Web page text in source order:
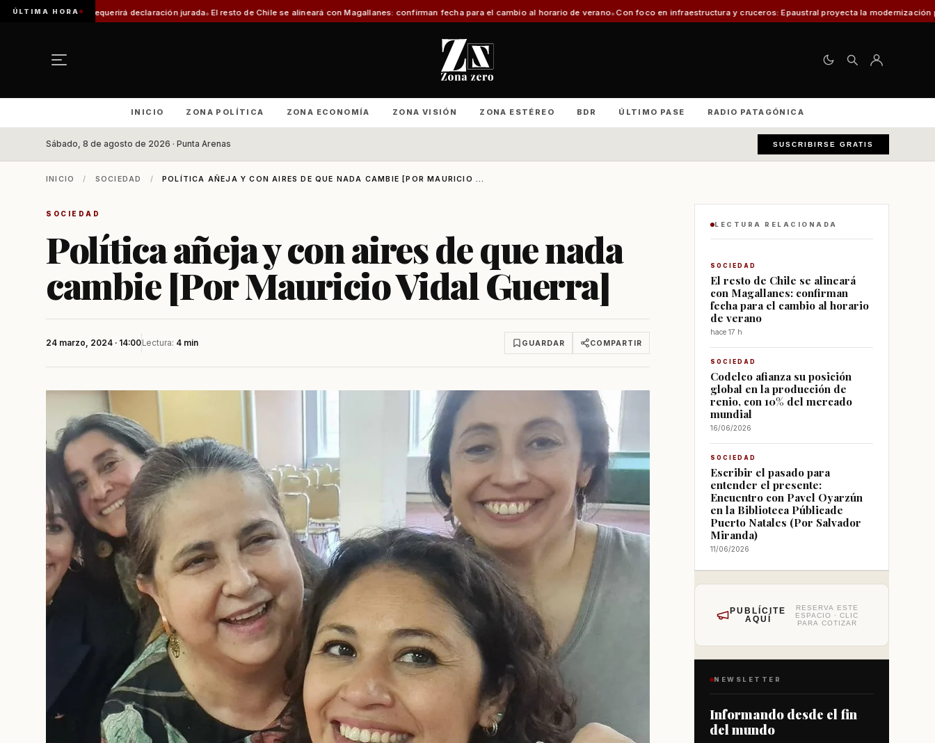
ÚLTIMA HORA
declaración jurada El resto de Chile se alineará con Magallanes: confirman fecha para el cambio al horario de verano Con foco en infraestructura y cruceros: Epaustral proyecta la modernización portuaria para el
INICIO ZONA POLÍTICA ZONA ECONOMÍA ZONA VISIÓN ZONA ESTÉREO BDR ÚLTIMO PASE RADIO PATAGÓNICA
Sábado, 8 de agosto de 2026 · Punta Arenas SUSCRIBIRSE GRATIS
INICIO / SOCIEDAD / POLÍTICA AÑEJA Y CON AIRES DE QUE NADA CAMBIE [POR MAURICIO ...
SOCIEDAD
Política añeja y con aires de que nada
cambie [Por Mauricio Vidal Guerra]
24 marzo, 2024 · 14:00Lectura: 4 min GUARDAR COMPARTIR
LECTURA RELACIONADA
SOCIEDAD
El resto de Chile se alineará
con Magallanes: confirman
fecha para el cambio al horario
de verano
hace 17 h
SOCIEDAD
Codelco afianza su posición
global en la producción de
renio, con 10% del mercado
mundial
16/06/2026
SOCIEDAD
Escribir el pasado para
entender el presente:
Encuentro con Pavel Oyarzún
en la Biblioteca Públicade
Puerto Natales (Por Salvador
Miranda)
11/06/2026
PUBLÍCITE
AQUÍ
RESERVA ESTE
ESPACIO · CLIC
PARA COTIZAR
NEWSLETTER
Informando desde el fin
del mundo